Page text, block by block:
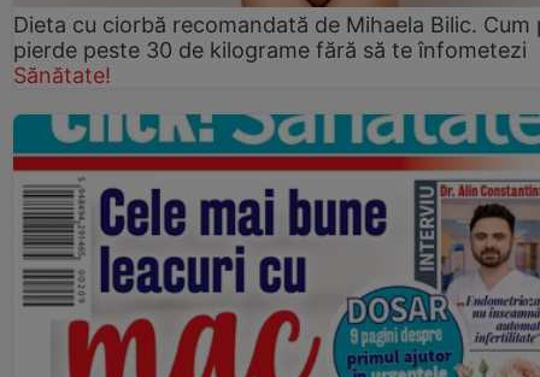
Dieta cu ciorbă recomandată de Mihaela Bilic. Cum
pierde peste 30 de kilograme fără să te înfometezi
Sănătate!